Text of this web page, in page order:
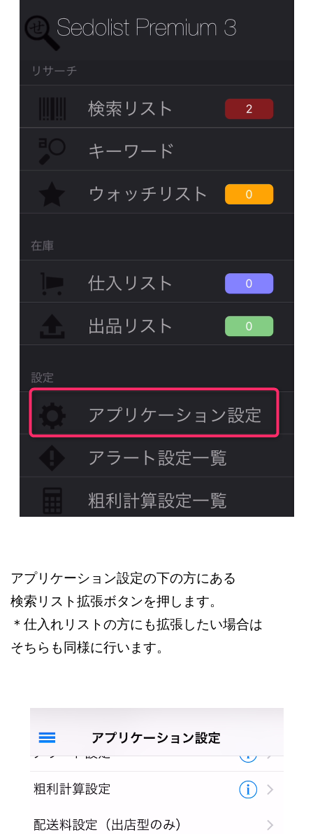
アプリケーション設定の下の方にある
検索リスト拡張ボタンを押します。
＊仕入れリストの方にも拡張したい場合は
そちらも同様に行います。